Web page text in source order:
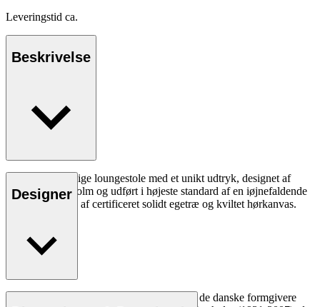
Leveringstid ca.
Beskrivelse
Sammenklappelige loungestole med et unikt udtryk, designet af
Fabricius Kastholm og udført i højeste standard af en iøjnefaldende
sammensætning af certificeret solidt egetræ og kviltet hørkanvas.
Designer
Funktion og minimalisme var nøgleord for de danske formgivere